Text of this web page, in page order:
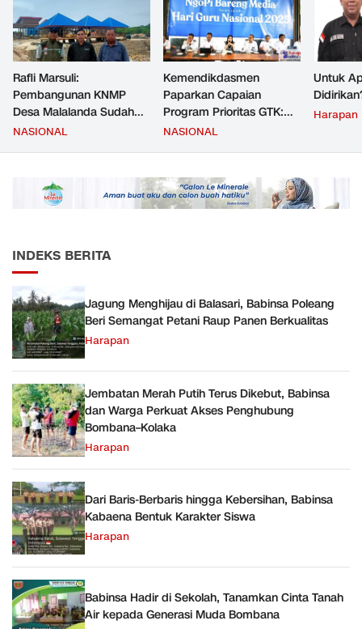
Rafli Marsuli:
Pembangunan KNMP
Desa Malalanda Sudah
Mencapai 69 Persen dan
JMD dan JMF
NASIONAL
Kemendikdasmen
Paparkan Capaian
Program Prioritas GTK:
Kompetensi Meningkat,
NASIONAL
Untuk
Harapan
INDEKS BERITA
Jagung Menghijau di Balasari, Babinsa Poleang
Beri Semangat Petani Raup Panen Berkualitas
Harapan
Jembatan Merah Putih Terus Dikebut, Babinsa
dan Warga Perkuat Akses Penghubung
Bombana–Kolaka
Harapan
Dari Baris-Berbaris hingga Kebersihan, Babinsa
Kabaena Bentuk Karakter Siswa
Harapan
Babinsa Hadir di Sekolah, Tanamkan Cinta Tanah
Air kepada Generasi Muda Bombana